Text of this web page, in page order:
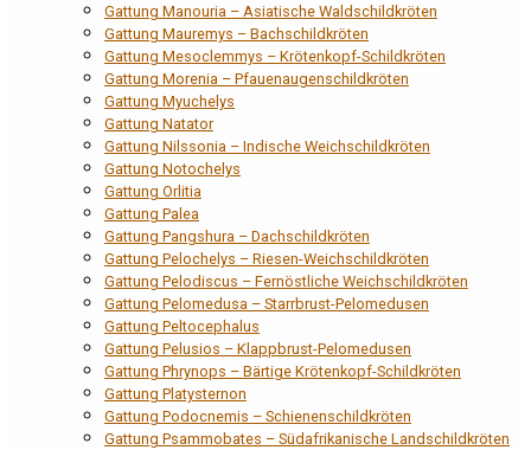
Gattung Manouria – Asiatische Waldschildkröten
Gattung Mauremys – Bachschildkröten
Gattung Mesoclemmys – Krötenkopf-Schildkröten
Gattung Morenia – Pfauenaugenschildkröten
Gattung Myuchelys
Gattung Natator
Gattung Nilssonia – Indische Weichschildkröten
Gattung Notochelys
Gattung Orlitia
Gattung Palea
Gattung Pangshura – Dachschildkröten
Gattung Pelochelys – Riesen-Weichschildkröten
Gattung Pelodiscus – Fernöstliche Weichschildkröten
Gattung Pelomedusa – Starrbrust-Pelomedusen
Gattung Peltocephalus
Gattung Pelusios – Klappbrust-Pelomedusen
Gattung Phrynops – Bärtige Krötenkopf-Schildkröten
Gattung Platysternon
Gattung Podocnemis – Schienenschildkröten
Gattung Psammobates – Südafrikanische Landschildkröten